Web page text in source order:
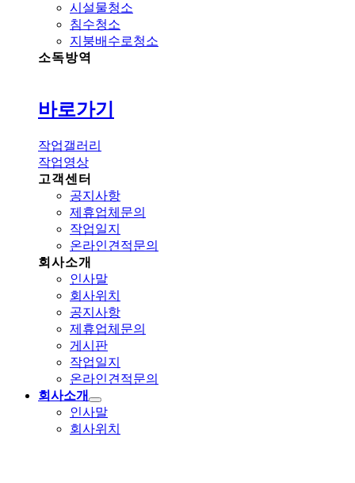
시설물청소
침수청소
지붕배수로청소
소독방역
바로가기
작업갤러리
작업영상
고객센터
공지사항
제휴업체문의
작업일지
온라인견적문의
회사소개
인사말
회사위치
공지사항
제휴업체문의
게시판
작업일지
온라인견적문의
회사소개
인사말
회사위치